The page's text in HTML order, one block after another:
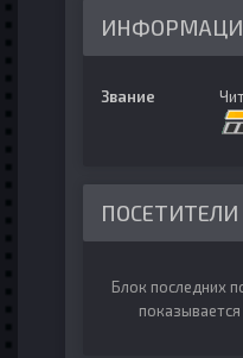
ИНФОРМАЦИЯ
Звание
Блок последних